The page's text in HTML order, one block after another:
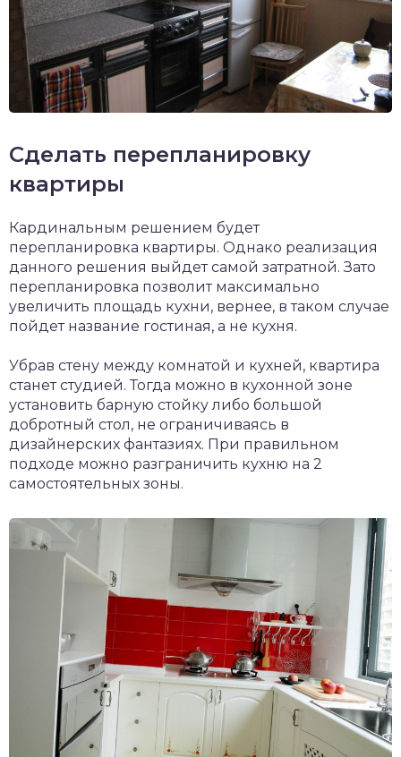
Сделать перепланировку
квартиры
Кардинальным решением будет
перепланировка квартиры. Однако реализация
данного решения выйдет самой затратной. Зато
перепланировка позволит максимально
увеличить площадь кухни, вернее, в таком случае
пойдет название гостиная, а не кухня.
Убрав стену между комнатой и кухней, квартира
станет студией. Тогда можно в кухонной зоне
установить барную стойку либо большой
добротный стол, не ограничиваясь в
дизайнерских фантазиях. При правильном
подходе можно разграничить кухню на 2
самостоятельных зоны.